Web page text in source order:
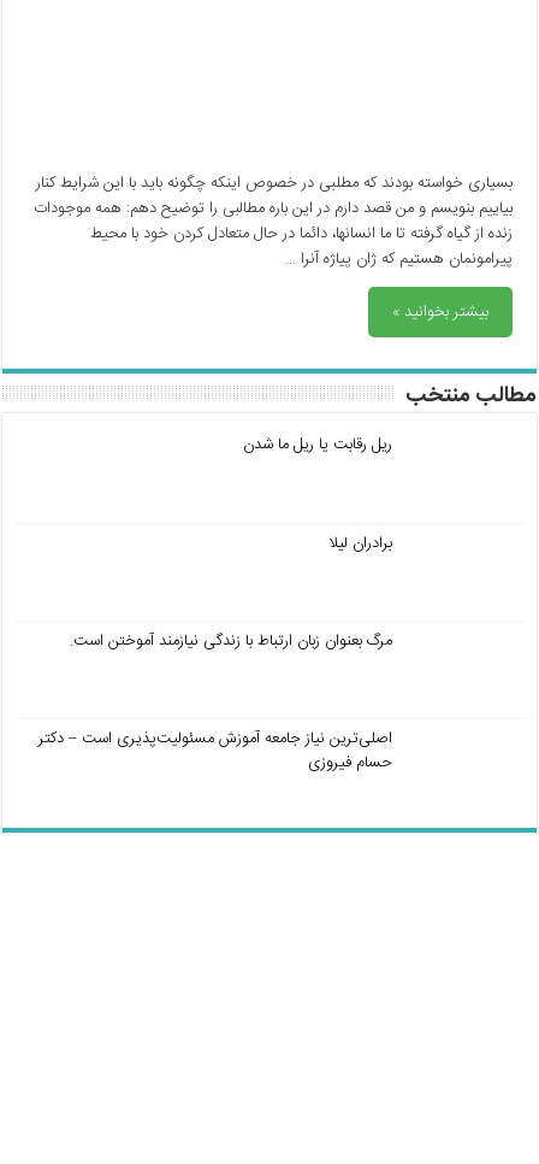
بسیاری خواسته بودند که مطلبی در خصوص اینکه چگونه باید با این شرایط کنار
بیاییم بنویسم و من قصد دارم در این باره مطالبی را توضیح دهم: همه موجودات
زنده از گیاه گرفته تا ما انسانها، دائما در حال متعادل کردن خود با محیط
پیرامونمان هستیم که ژان پیاژه آنرا …
بیشتر بخوانید »
مطالب منتخب
ریل رقابت یا ریل ما شدن
برادران لیلا
مرگ بعنوان زبان ارتباط با زندگی نیازمند آموختن است.
اصلی‌ترین نیاز جامعه آموزش مسئولیت‌پذیری است – دکتر
حسام فیروزی